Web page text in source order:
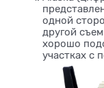
одной
другой
хорошо
участках с